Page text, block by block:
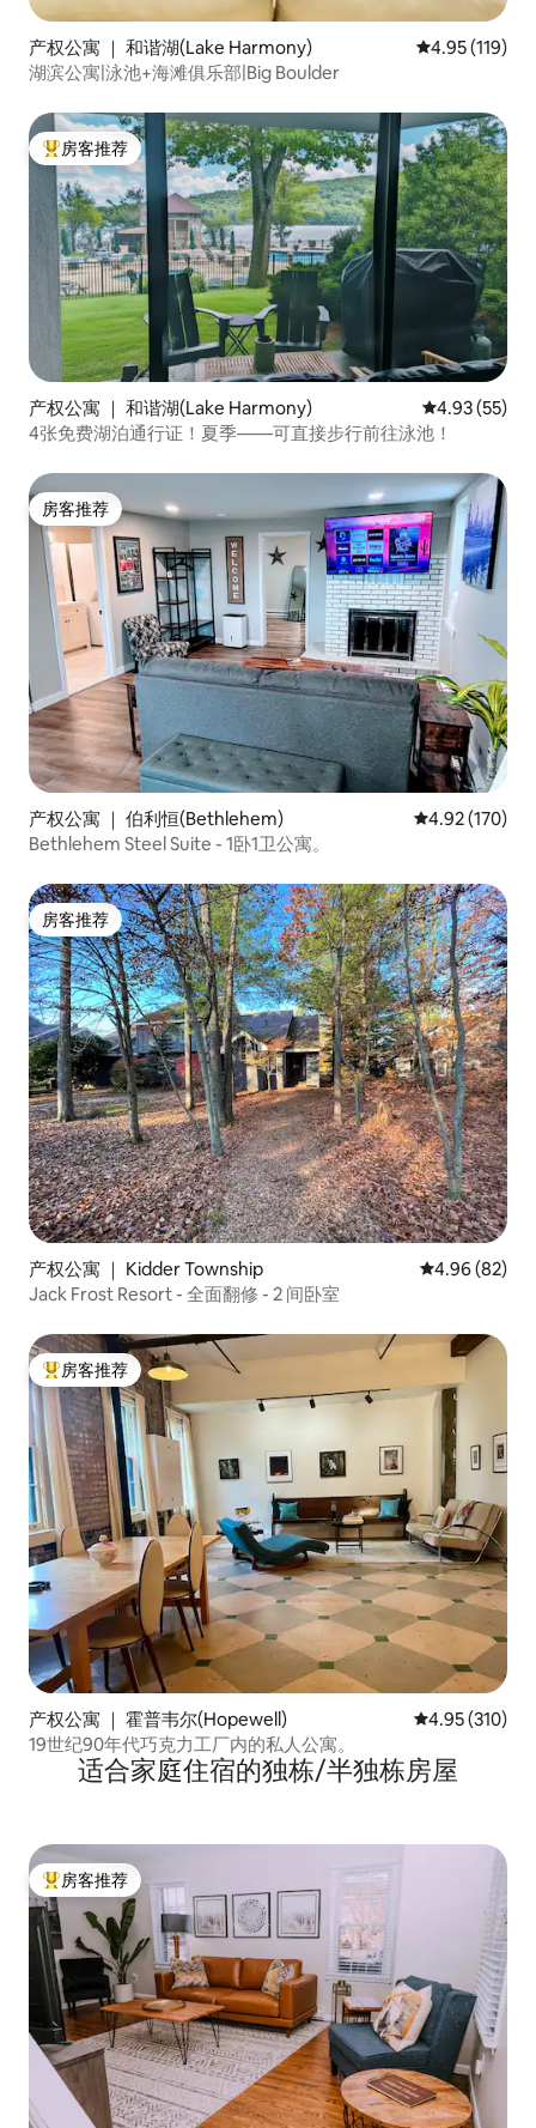
产权公寓 ｜ 和谐湖(Lake Harmony) 平均评分 4.95
4.95 (119)
湖滨公寓|泳池+海滩俱乐部|Big Boulder
热门「房客推荐」
房客推荐
产权公寓 ｜ 和谐湖(Lake Harmony) 平均评分
4.93 (55)
4张免费湖泊通行证！夏季——可直接步行前往泳池！
房客推荐
房客推荐
产权公寓 ｜ 伯利恒(Bethlehem) 平均评分 4.92
4.92 (170)
Bethlehem Steel Suite - 1卧1卫公寓。
房客推荐
房客推荐
产权公寓 ｜ Kidder Township 平均评分 4.96
4.96 (82)
Jack Frost Resort - 全面翻修 - 2 间卧室
热门「房客推荐」
房客推荐
产权公寓 ｜ 霍普韦尔(Hopewell) 平均评分 4.95
4.95 (310)
19世纪90年代巧克力工厂内的私人公寓。
适合家庭住宿的独栋/半独栋房屋
热门「房客推荐」
房客推荐